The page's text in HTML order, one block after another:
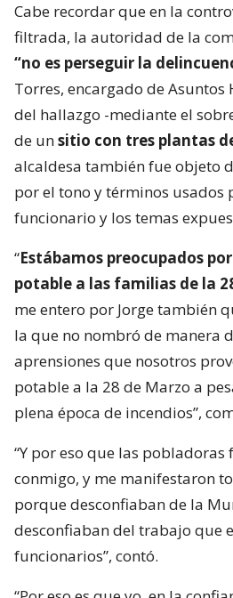
Cabe recordar que en la
filtrada, la autoridad de la
“no es perseguir la
Torres, encargado de
del hallazgo -mediante el
de unsitio con tres plantas
alcaldesa también fue objeto
por el tono y términos usados
funcionario y los temas
“Estábamos preocupados
potable a las familias de la
me entero por Jorge también
la que no nombró de manera
aprensiones que nosotros
potable a la 28 de Marzo a
plena época de incendios”,
“Y por eso que las
conmigo, y me manifestaron
porque desconfiaban de la
desconfiaban del trabajo que
funcionarios”, contó.